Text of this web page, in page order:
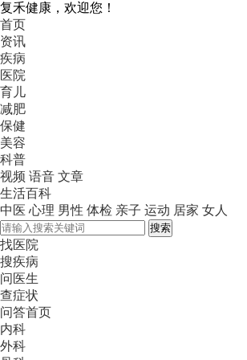
复禾健康，欢迎您！
首页
资讯
疾病
医院
育儿
减肥
保健
美容
科普
视频 语音 文章
生活百科
中医 心理 男性 体检 亲子 运动 居家 女人
搜索
找医院
搜疾病
问医生
查症状
问答首页
内科
外科